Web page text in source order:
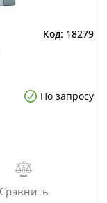
18279
По запросу